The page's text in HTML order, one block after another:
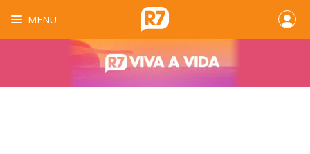
MENU